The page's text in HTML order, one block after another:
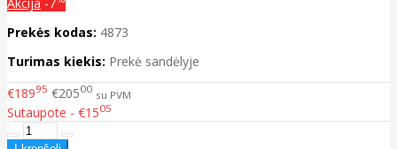
Prekės kodas: 4873
Turimas kiekis: Prekė sandėlyje
€18995 €20500 su PVM
Sutaupote - €1505